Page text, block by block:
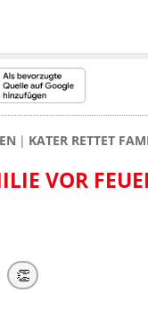
KATER RETTET
VOR
👏